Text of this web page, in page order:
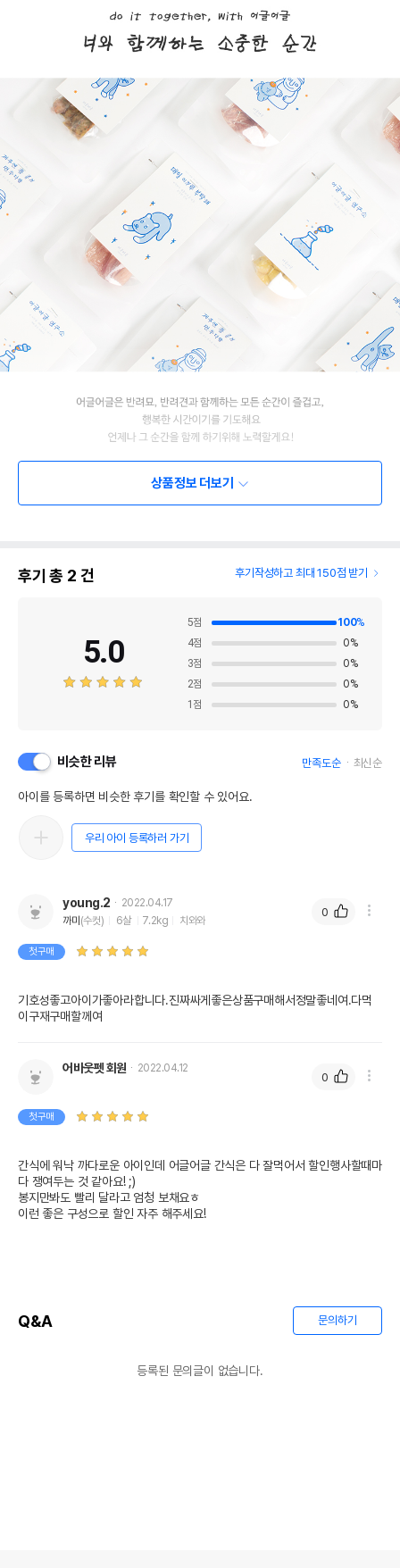
상품정보 더보기
후기 총 2 건 후기작성하고 최대 150점 받기
5.0
5점 100%
4점 0%
3점 0%
2점 0%
1 점 0%
비슷한 리뷰 만족도순 최신순
아이를 등록하면 비슷한 후기를 확인할 수 있어요.
우리 아이 등록하러 가기
young.2
2022.04.17
까미 (수컷) 6살 7.2kg 치와와
첫구매
기호성좋고아이가좋아라합니다.진짜싸게좋은상품구매해서정말좋네여.다먹
이구재구매할께여
0
어바웃펫 회원 2022.04.12
첫구매
간식에 워낙 까다로운 아이인데 어글어글 간식은 다 잘먹어서 할인행사할때마
다 쟁여두는 것 같아요! ;)
봉지만봐도 빨리 달라고 엄청 보채요ㅎ
이런 좋은 구성으로 할인 자주 해주세요!
0
Q&A 문의하기
등록된 문의글이 없습니다.